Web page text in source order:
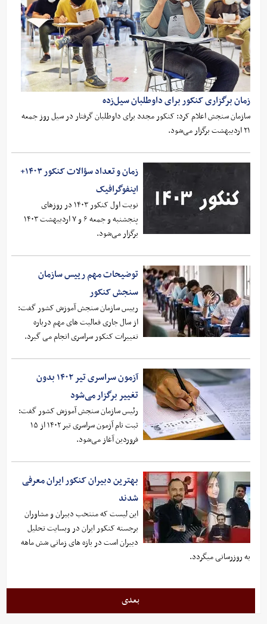
زمان برگزاری کنکور برای داوطلبان سیل‌زده
سازمان سنجش اعلام کرد: کنکور مجدد برای داوطلبان گرفتار در سیل روز جمعه
۲۱ اردیبهشت برگزار می‌شود.
زمان و تعداد سؤالات کنکور ۱۴۰۳+
اینفوگرافیک
نوبت اول کنکور ۱۴۰۳ در روزهای
پنجشنبه و جمعه ۶ و ۷ اردیبهشت ۱۴۰۳
برگزار می‌شود.
توضیحات مهم رییس سازمان
سنجش کنکور
رییس سازمان سنجش آموزش کشور گفت:
از سال جاری فعالیت های مهم درباره
تغییرات کنکور سراسری انجام می گیرد.
آزمون سراسری تیر ۱۴۰۲ بدون
تغییر برگزار می‌شود
رئیس سازمان سنجش آموزش کشور گفت:
ثبت نام آزمون سراسری تیر ۱۴۰۲ از ۱۵
فروردین آغاز می‌شود.
بهترین دبیران کنکور ایران معرفی
شدند
این لیست که منتخب دبیران و مشاوران
برجسته کنکور ایران در وبسایت تحلیل
دبیران است در بازه های زمانی شش ماهه
به روزرسانی میگردد.
بعدی